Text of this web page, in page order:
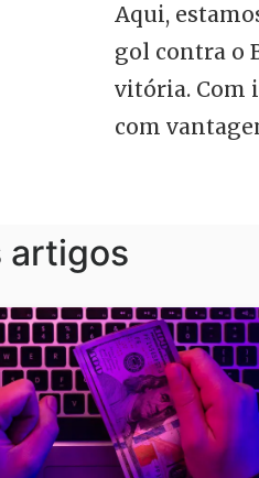
Aqui,
gol contra o
vitória. Com
com
artigos